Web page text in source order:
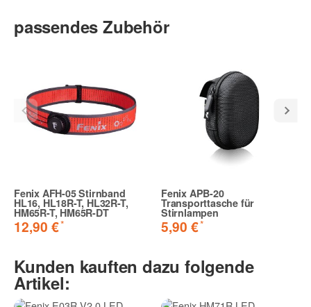
passendes Zubehör
Fenix AFH-05 Stirnband
HL16, HL18R-T, HL32R-T,
HM65R-T, HM65R-DT
12,90 €*
Fenix APB-20
Transporttasche für
Stirnlampen
5,90 €*
Kunden kauften dazu folgende
Artikel: